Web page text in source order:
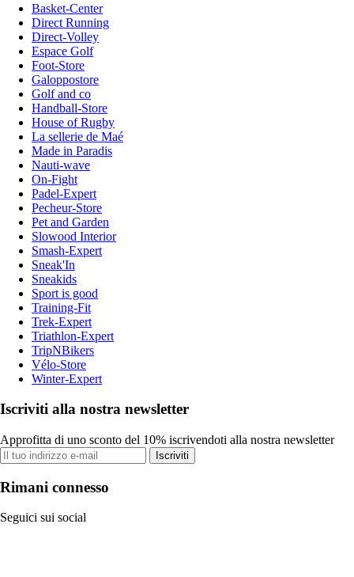
Basket-Center
Direct Running
Direct-Volley
Espace Golf
Foot-Store
Galoppostore
Golf and co
Handball-Store
House of Rugby
La sellerie de Maé
Made in Paradis
Nauti-wave
On-Fight
Padel-Expert
Pecheur-Store
Pet and Garden
Slowood Interior
Smash-Expert
Sneak'In
Sneakids
Sport is good
Training-Fit
Trek-Expert
Triathlon-Expert
TripNBikers
Vélo-Store
Winter-Expert
Iscriviti alla nostra newsletter
Approfitta di uno sconto del 10% iscrivendoti alla nostra newsletter
Iscriviti
Rimani connesso
Seguici sui social